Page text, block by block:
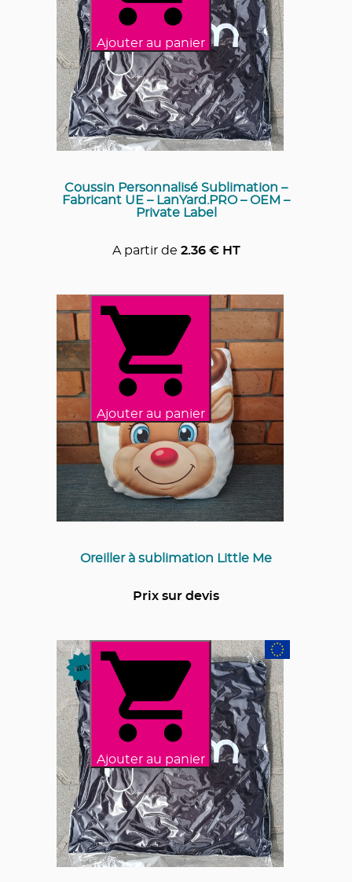
Ajouter au panier
Coussin Personnalisé Sublimation –
Fabricant UE – LanYard.PRO – OEM –
Private Label
A partir de 2.36€ HT
Ajouter au panier
Oreiller à sublimation Little Me
Prix sur devis
Ajouter au panier